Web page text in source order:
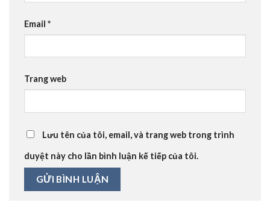
Email *
Trang web
Lưu tên của tôi, email, và trang web trong trình
duyệt này cho lần bình luận kế tiếp của tôi.